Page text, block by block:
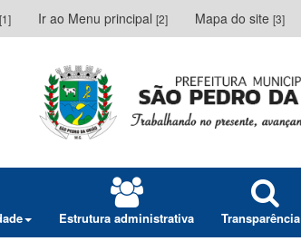
[1] Ir ao Menu principal [2] Mapa do site [3]
Estrutura administrativa Transparência